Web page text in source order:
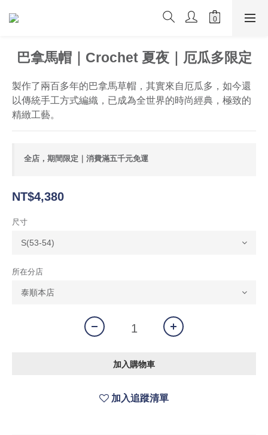
巴拿馬帽｜Crochet 夏夜｜厄瓜多限定
製作了兩百多年的巴拿馬草帽，其實來自厄瓜多，如今還
以傳統手工方式編織，已成為全世界的時尚經典，極致的
精緻工藝。
全店，期間限定｜消費滿五千元免運
NT$4,380
尺寸
所在分店
加入購物車
加入追蹤清單